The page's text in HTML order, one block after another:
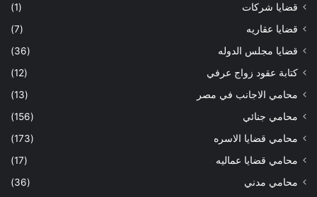
قضايا شركات
(1)
قضايا عقاريه
(7)
قضايا مجلس الدوله
(36)
كتابة عقود زواج عرفي
(12)
محامي الاجانب في مصر
(13)
محامي جنائي
(156)
محامي قضايا الاسره
(173)
محامي قضايا عماليه
(17)
محامي مدني
(36)